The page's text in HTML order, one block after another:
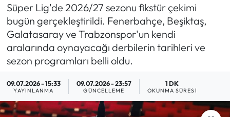
Süper Lig'de 2026/27 sezonu fikstür çekimi
bugün gerçekleştirildi. Fenerbahçe, Beşiktaş,
Galatasaray ve Trabzonspor'un kendi
aralarında oynayacağı derbilerin tarihleri ve
sezon programları belli oldu.
09.07.2026 - 15:33
YAYINLANMA
09.07.2026 - 23:57
GÜNCELLEME
1 DK
OKUNMA SÜRESI
GÜNCEL
GÜNDEM
MAGAZİN
SAĞLIK
SİYASET
Son Dakika Haberleri
Haber Arşivi